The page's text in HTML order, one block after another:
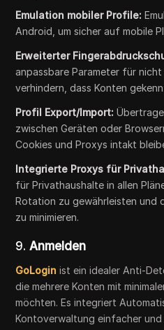
Emulation mobiler Profile:
Android, um sicher auf mobile
Erweiterter
anpassbare Parameter für
verhindern, dass Konten
Profil Export/Import:
zwischen Geräten oder
Cookies und Proxys intakt
Integrierte Proxys für
für Privathaushalte in allen
Rotation zu gewährleisten und
zu minimieren.
9.Anmelden
GoLogin ist ein idealer Anti-
die mehrere Konten mit
möchten. Es integriert
Kontoverwaltung einfacher